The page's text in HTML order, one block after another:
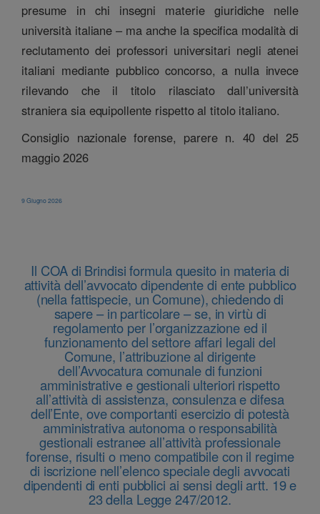
presume in chi insegni materie giuridiche nelle
università italiane – ma anche la specifica modalità di
reclutamento dei professori universitari negli atenei
italiani mediante pubblico concorso, a nulla invece
rilevando che il titolo rilasciato dall’università
straniera sia equipollente rispetto al titolo italiano.
Consiglio nazionale forense, parere n. 40 del 25
maggio 2026
9 Giugno 2026
Il COA di Brindisi formula quesito in materia di
attività dell’avvocato dipendente di ente pubblico
(nella fattispecie, un Comune), chiedendo di
sapere – in particolare – se, in virtù di
regolamento per l’organizzazione ed il
funzionamento del settore affari legali del
Comune, l’attribuzione al dirigente
dell’Avvocatura comunale di funzioni
amministrative e gestionali ulteriori rispetto
all’attività di assistenza, consulenza e difesa
dell’Ente, ove comportanti esercizio di potestà
amministrativa autonoma o responsabilità
gestionali estranee all’attività professionale
forense, risulti o meno compatibile con il regime
di iscrizione nell’elenco speciale degli avvocati
dipendenti di enti pubblici ai sensi degli artt. 19 e
23 della Legge 247/2012.